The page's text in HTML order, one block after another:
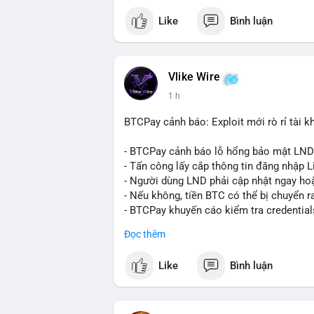
chưa xác nhận cho thấy dấu hiệu của
mục. Với mức giá hiện tại, động thái
quyết định áp lực cung ngắn hạn lên thị
xuất hiện dòng tiền lớn, nhưng chưa đủ
lệnh chuyển tiếp theo.
Lời khuyên:
định xu hướng rõ ràng hơn. Tránh hành
hợp với khối lượng giao dịch chung và
#289btc #chuyenvilon
Like Bình luận
Vlike Wire
1 h
BTCPay cảnh báo: Exploit mới rò rỉ tài
- BTCPay cảnh báo lỗ hổng bảo mật
- Tấn công lấy cắp thông tin đăng nhập
- Người dùng LND phải cập nhật ngay
- Nếu không, tiền BTC có thể bị chuyển
- BTCPay khuyến cáo kiểm tra
#binancesquare
$btc
Đọc thêm
Like Bình luận